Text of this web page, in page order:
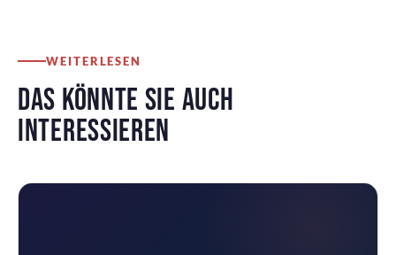
WEITERLESEN
DAS KÖNNTE SIE AUCH
INTERESSIEREN